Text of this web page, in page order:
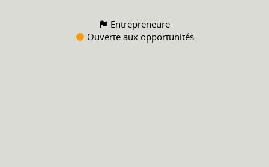
Entrepreneure
Ouverte aux opportunités